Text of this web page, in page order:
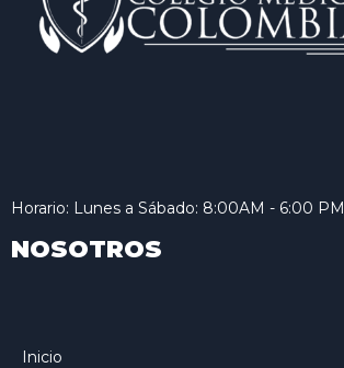
Horario: Lunes a Sábado: 8:00AM - 6:00 PM
NOSOTROS
Inicio